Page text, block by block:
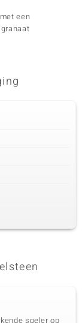
een
speler op